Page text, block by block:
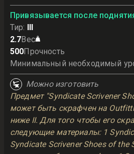
Привязывается после
Тир: III
2.7Вес
500Прочность
Минимальный необходимый
Можно изготовить
Предмет "Syndicate Scrivener
может быть скрафчен на
ниже II. Для того чтобы его
следующие материалы: 1
Syndicate Scrivener Shoes of the